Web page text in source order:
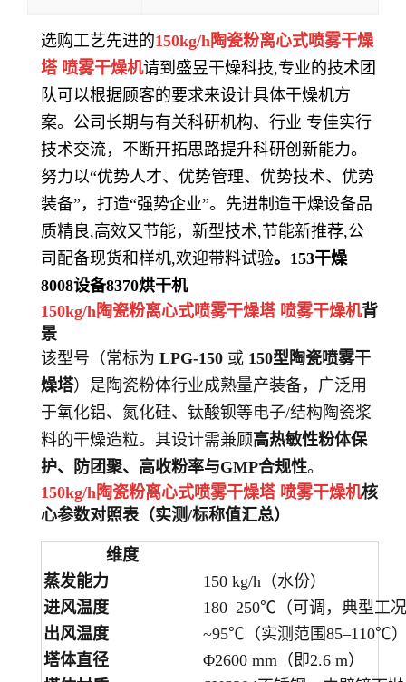
选购工艺先进的150kg/h陶瓷粉离心式喷雾干燥
塔 喷雾干燥机请到盛昱干燥科技,专业的技术团
队可以根据顾客的要求来设计具体干燥机方
案。公司长期与有关科研机构、行业 专佳实行
技术交流，不断开拓思路提升科研创新能力。
努力以“优势人才、优势管理、优势技术、优势
装备”，打造“强势企业”。先进制造干燥设备品
质精良,高效又节能，新型技术,节能新推荐,公
司配备现货和样机,欢迎带料试验。 153干燥
8008设备8370烘干机
150kg/h陶瓷粉离心式喷雾干燥塔 喷雾干燥机背
景
该型号（常标为 LPG-150 或 150型陶瓷喷雾干
燥塔）是陶瓷粉体行业成熟量产装备，广泛用
于氧化铝、氮化硅、钛酸钡等电子/结构陶瓷浆
料的干燥造粒。其设计需兼顾高热敏性粉体保
护、防团聚、高收粉率与GMP合规性。
150kg/h陶瓷粉离心式喷雾干燥塔 喷雾干燥机核
心参数对照表（实测/标称值汇总）
维度
蒸发能力
150 kg/h（水份）
进风温度
180–250℃（可调，典型工
出风温度
~95℃（实测范围85–110℃
塔体直径
Φ2600 mm（即2.6 m）